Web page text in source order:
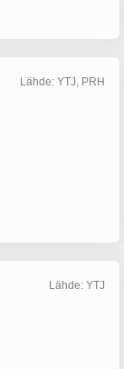
Lähde: YTJ, PRH
Lähde: YTJ